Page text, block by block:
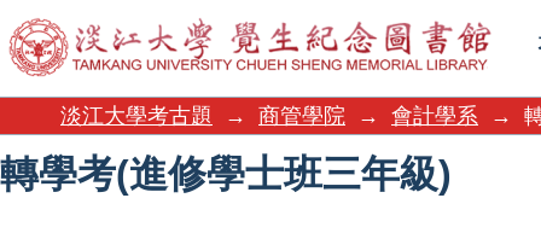
轉學考(進修學士班三年級)
淡江大學考古題 → 商管學院 → 會計學系 →
轉學考(進修學士班三年級)